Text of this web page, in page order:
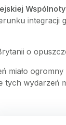
integracji
o
miało
tych wydarzeń